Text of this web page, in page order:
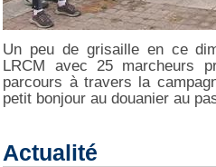
Un peu de grisaille en ce
LRCM avec 25 marcheurs
parcours à travers la
petit bonjour au douanier au
Actualité